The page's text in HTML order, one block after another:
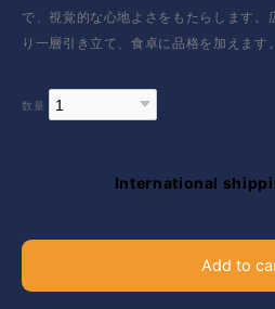
で、視覚的な心地よさをもたらします。
り一層引き立て、食卓に品格を加えます。
数量
International
Add to